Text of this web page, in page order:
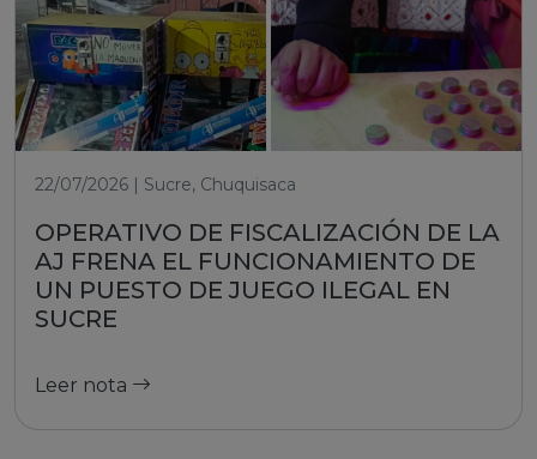
22/07/2026 | Sucre, Chuquisaca
OPERATIVO DE FISCALIZACIÓN DE LA
AJ FRENA EL FUNCIONAMIENTO DE
UN PUESTO DE JUEGO ILEGAL EN
SUCRE
Leer nota